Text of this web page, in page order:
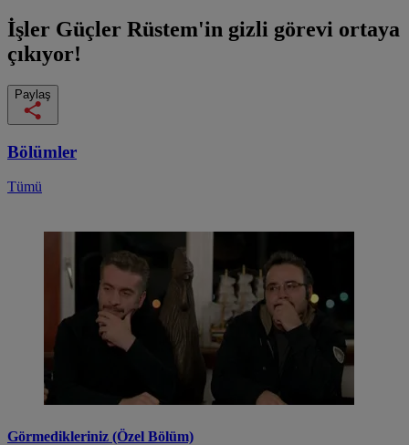
İşler Güçler Rüstem'in gizli görevi ortaya
çıkıyor!
Paylaş
Bölümler
Tümü
Görmedikleriniz (Özel Bölüm)